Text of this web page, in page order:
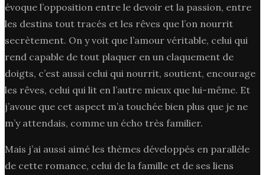
évoque l’opposition entre le devoir et la passion, entre
les destins tout tracés et les rêves que l’on nourrit
secrètement. On y voit que l’amour véritable, celui qui
rend capable de tout plaquer en un claquement de
doigts, c’est aussi celui qui nourrit, soutient, encourage
les rêves, celui qui lit en l’autre mieux que lui-même. Et
j’avoue que cet aspect m’a touchée bien plus que je ne
m’y attendais, comme un écho très familier.
Mais j’ai aussi aimé les thèmes développés en parallèle
de cette romance, celui de la famille et de ses liens